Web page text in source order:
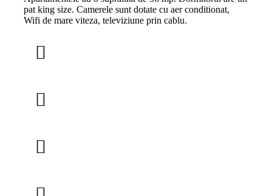
pat king size. Camerele sunt dotate cu aer conditionat,
Wifi de mare viteza, televiziune prin cablu.